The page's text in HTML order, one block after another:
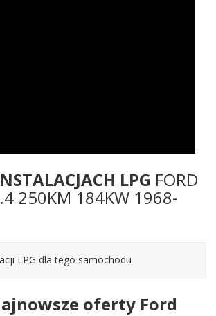
LPG FORD
250KM 184KW 1968-
LPG dla tego samochodu
oferty Ford